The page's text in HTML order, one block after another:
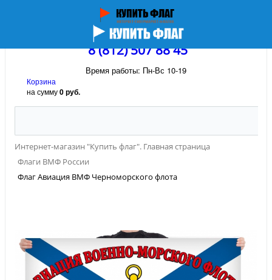
8 (812) 507 88 45
Время работы: Пн-Вс 10-19
Корзина
на сумму0 руб.
Интернет-магазин "Купить флаг". Главная страница
Флаги ВМФ России
Флаг Авиация ВМФ Черноморского флота